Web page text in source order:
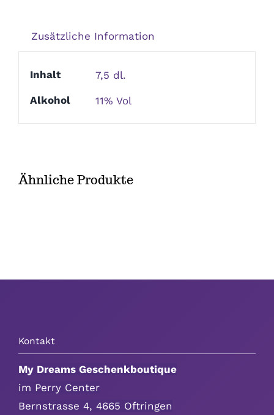
Weihnachten
Silvester/Neujahr
Zusätzliche Information
Inhalt 7,5 dl.
Alkohol 11% Vol
Ähnliche Produkte
Kontakt
My Dreams Geschenkboutique
im Perry Center
Bernstrasse 4, 4665 Oftringen